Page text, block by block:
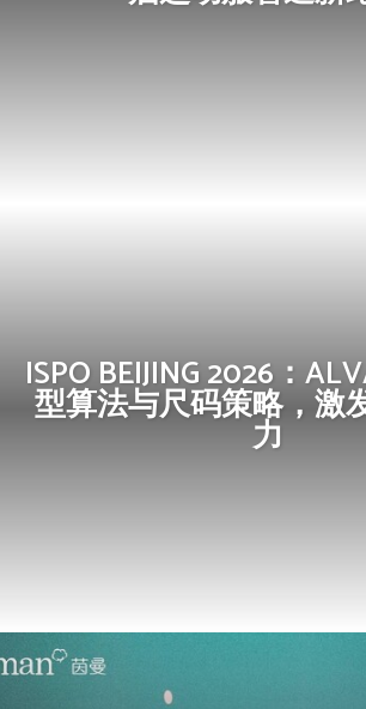
ISPO BEIJING 2026：
型算法与尺码策略，激
力